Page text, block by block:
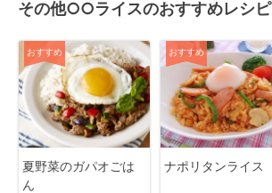
その他○○ライスのおすすめレシピ
おすすめ
夏野菜のガパオごは
ん
おすすめ
ナポリタンライス